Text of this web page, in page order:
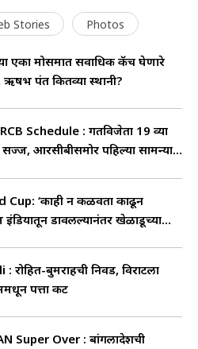
जोरावर त्याला
संधी मिळाली. जितेशने 9
धावा केल्या आहेत.
Stories Photos
एका मोसमात सर्वाधिक कॅच घेणारे
पंत कितव्या स्थानी?
Schedule : गतविजेता 19 व्या
सज्ज, आरसीबीसमोर पहिल्या सामन्यात
Cup: ‘काही न कळवता काढून
इंडियातून डावलल्यानंतर खेळाडूच्या
रोहित-बुमराहची निवड, विराटला
पत्ता कट
Super Over : बांगलादेशची